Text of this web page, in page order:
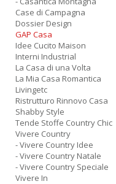
Case di Campagna
Dossier Design
GAP Casa
Idee Cucito Maison
Interni Industrial
La Casa di una Volta
La Mia Casa Romantica
Livingetc
Ristrutturo Rinnovo Casa
Shabby Style
Tende Stoffe Country Chic
Vivere Country
- Vivere Country Idee
- Vivere Country Natale
- Vivere Country Speciale
Vivere In